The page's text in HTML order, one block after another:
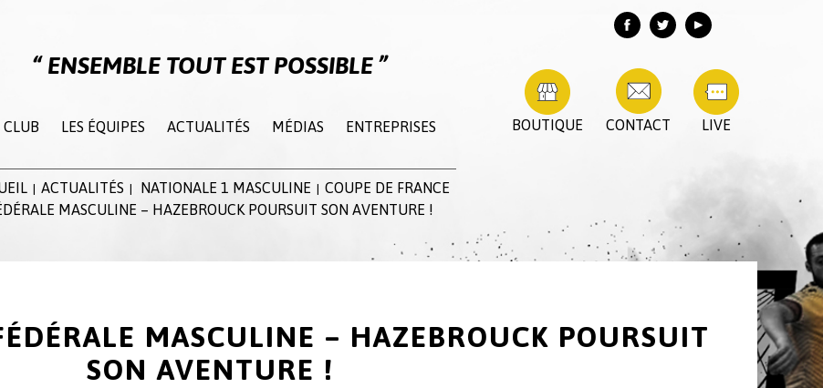
ENSEMBLE TOUT EST POSSIBLE
CLUB LES ÉQUIPES ACTUALITÉS MÉDIAS ENTREPRISES
ACTUALITÉS NATIONALE 1 MASCULINE
COUPE DE FRANCE
MASCULINE – HAZEBROUCK POURSUIT SON AVENTURE !
LIVE
CONTACT
BOUTIQUE
MASCULINE – HAZEBROUCK POURSUIT
SON AVENTURE !